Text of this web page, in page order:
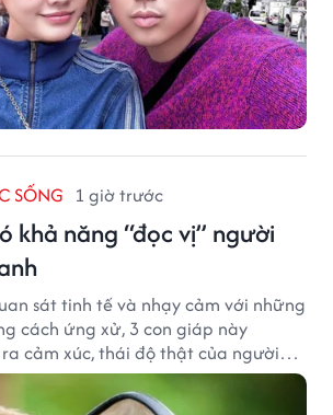
SỐNG 1 giờ trước
khả năng “đọc vị” người
sát tinh tế và nhạy cảm với những
cách ứng xử, 3 con giáp này
cảm xúc, thái độ thật của người